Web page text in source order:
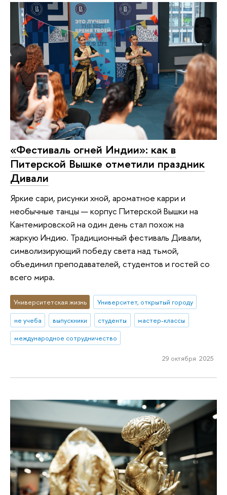
«Фестиваль огней Индии»: как в
Питерской Вышке отметили праздник
Дивали
Яркие сари, рисунки хной, ароматное карри и
необычные танцы — корпус Питерской Вышки на
Кантемировской на один день стал похож на
жаркую Индию. Традиционный фестиваль Дивали,
символизирующий победу света над тьмой,
объединил преподавателей, студентов и гостей со
всего мира.
Университетская жизнь
Университет, открытый городу
не учеба
выпускники студенты
мастер-классы
международное сотрудничество
29 октября 2025